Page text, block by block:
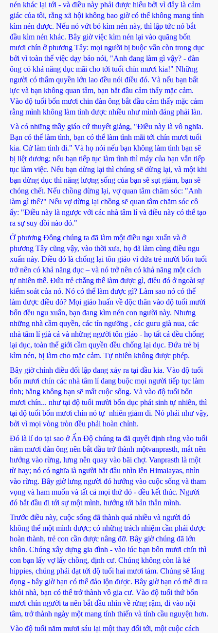
nén khác lại tới - và điều này phải được hiểu bởi vì đây là cảm
giác của tôi, rằng xã hội không bao giờ có thể không mang tính
kìm nén được. Nếu nó vứt bỏ kìm nén này, thì lập tức nó bắt
đầu kìm nén khác. Bây giờ việc kìm nén lại vào quãng bốn
mươi chín ở phương Tây: mọi người bị buộc vẫn còn trong dục
bởi vì toàn thể việc dạy bảo nói, "Anh đang làm gì vậy? - đàn
ông có khả năng dục mãi cho tới tuổi chín mươi kia!" Những
người có thẩm quyền lớn lao đều nói điều đó. Và nếu bạn bất
lực và bạn không quan tâm, bạn bắt đầu cảm thấy mặc cảm.
Vào độ tuổi bốn mươi chin đàn ông bắt đầu cảm thấy mặc cảm
rằng mình không làm tình được nhiều như mình đáng phải làn.
Và có những thầy giáo cứ thuyết giảng, "Điều này là vô nghĩa.
Bạn có thể làm tình, bạn có thể làm tình mãi tới chín mươi tuổi
kia. Cứ làm tình đi." Và họ nói nếu bạn không làm tình bạn sẽ
bị liệt dương; nếu bạn tiếp tục làm tình thì máy của bạn vẫn tiếp
tục làm việc. Nếu bạn dừng lại thì chúng sẽ dừng lại, và một khi
bạn dừng dục thì năng lượng sống của bạn sẽ sụt giảm, bạn sẽ
chóng chết. Nếu chồng dừng lại, vợ quan tâm chăm sóc: "Anh
làm gì thế?" Nếu vợ dừng lại chồng sẽ quan tâm chăm sóc cô
ấy: "Điều này là ngược với các nhà tâm lí và điều này có thể tạo
ra sự suy đồi nào đó."
Ở phương Đông chúng ta đã làm một điều ngu xuẩn và ở
phương Tây cũng vậy, vào thời xưa, họ đã làm cùng điều ngu
xuẩn này. Điều đó là chống lại tôn giáo vì đứa trẻ mười bốn tuổi
trở nên có khả năng dục – và nó trở nên có khả năng một cách
tự nhiên thế. Đứa trẻ chẳng thể làm được gì, điều đó ở ngoài sự
kiểm soát của nó. Nó có thể làm được gì? Làm sao nó có thể
làm được điều đó? Mọi giáo huấn về độc thân vào độ tuổi mười
bốn đều ngu xuẩn, bạn đang kìm nén con người này. Nhưng
những nhà cầm quyền, các tín ngưỡng , các guru già nua, các
nhà tâm lí già cả và những người tôn giáo - họ tất cả đều chống
lại dục, toàn thể giới cầm quyền đều chống lại dục. Đứa trẻ bị
kìm nén, bị làm cho mặc cảm. Tự nhiên không được phép.
Bây giờ chính điều đối lập đang xảy ra tại đầu kia. Vào độ tuổi
bốn mươi chín các nhà tâm lí đang buộc mọi người tiếp tục làm
tình; bằng không bạn sẽ mất cuộc sống. Và vào độ tuổi bốn
mươi chín... như tại độ tuổi mười bốn dục phát sinh tự nhiên, thì
tại độ tuổi bốn mươi chín nó tự nhiên giảm đi. Nó phải như vậy,
bởi vì mọi vòng tròn đều phải hoàn chỉnh.
Đó là lí do tại sao ở Ấn Độ chúng ta đã quyết định rằng vào tuổi
năm mươi đàn ông nên bắt đầu trở thành mộtvanprasth, mắt nên
hướng vào rừng, lưng nên quay vào bãi chợ. Vanprasth là một
từ hay; nó có nghĩa là người bắt đầu nhìn lên Himalayas, nhìn
vào rừng. Bây giờ lưng người đó hướng vào cuộc sống và tham
vọng và ham muốn và tất cả mọi thứ đó - đều kết thúc. Người
đó bắt đầu đi tới sự một mình, hướng tới bản thân mình.
Trước điều này, cuộc sống đã thành quá nhiều và người đó
không thể một mình được; có những trách nhiệm cần phải được
hoàn thành, trẻ con cần được nâng đỡ. Bây giờ chúng đã lớn
khôn. Chúng xây dựng gia đình - vào lúc bạn bốn mươi chín thì
con bạn lấy vợ lấy chồng, định cư. Chúng không còn là kẻ
hippies, chúng phải đạt tới độ tuổi hai mươi tám. Chúng sẽ lắng
đọng - bây giờ bạn có thể đảo lộn được. Bây giờ bạn có thể đi ra
khỏi nhà, bạn có thể trở thành vô gia cư. Vào độ tuổi thứ bốn
mươi chín người ta nên bắt đầu nhìn về rừng rậm, đi vào nội
tâm, trở thành ngày một mang tính thiến và tính cầu nguyện hơn.
Vào độ tuổi năm mươi sáu lại một thay đổi tới, một cuộc cách